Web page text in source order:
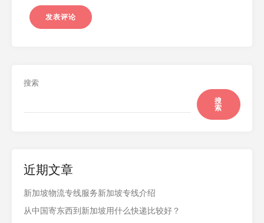
搜索
搜
索
近期文章
新加坡物流专线服务新加坡专线介绍
从中国寄东西到新加坡用什么快递比较好？